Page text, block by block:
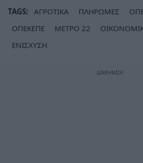
TAGS: ΑΓΡΟΤΙΚΑ ΠΛΗΡΩΜΕΣ
ΟΠΕΚΕΠΕ
ΜΕΤΡΟ 22
ΕΝΙΣΧΥΣΗ